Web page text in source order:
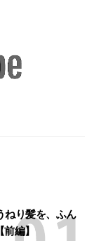
ねり髪を、ふん
前編】